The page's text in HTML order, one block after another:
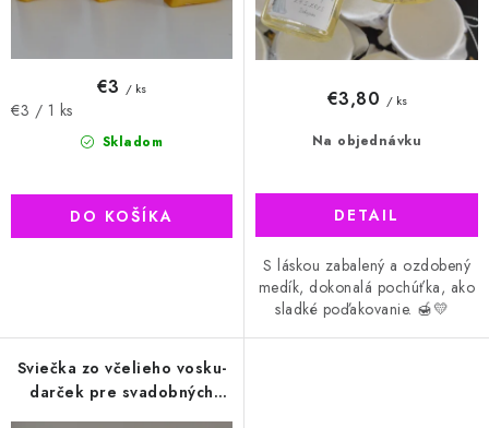
o
Skladom
€3 / ks
Jednotková
€3 / 1 ks
DO KOŠÍKA
Na objednávku
€3,80 / ks
DETAIL
S láskou zabalený a ozdobený
medík, dokonalá pochúťka, ako
sladké poďakovanie. 🍯💛
Sviečka zo včelieho vosku-
darček pre svadobných
hostí